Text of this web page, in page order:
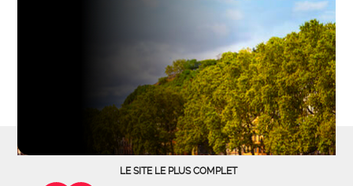
LE SITE LE PLUS COMPLET